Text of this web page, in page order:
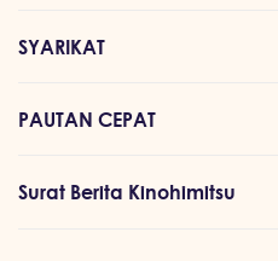
SYARIKAT
PAUTAN CEPAT
Surat Berita Kinohimitsu